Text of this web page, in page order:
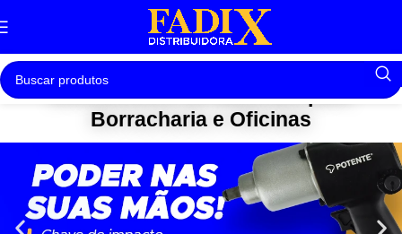
Distribuidora de Materiais para
Borracharia e Oficinas